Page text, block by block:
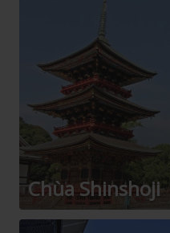
Chùa Shinshoji